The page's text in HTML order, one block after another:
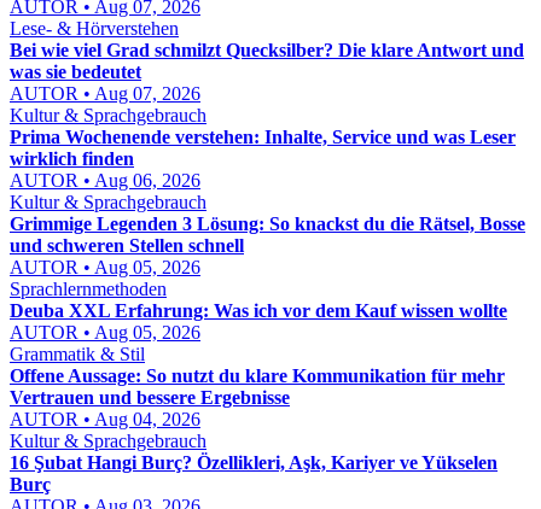
AUTOR • Aug 07, 2026
Lese- & Hörverstehen
Bei wie viel Grad schmilzt Quecksilber? Die klare Antwort und
was sie bedeutet
AUTOR • Aug 07, 2026
Kultur & Sprachgebrauch
Prima Wochenende verstehen: Inhalte, Service und was Leser
wirklich finden
AUTOR • Aug 06, 2026
Kultur & Sprachgebrauch
Grimmige Legenden 3 Lösung: So knackst du die Rätsel, Bosse
und schweren Stellen schnell
AUTOR • Aug 05, 2026
Sprachlernmethoden
Deuba XXL Erfahrung: Was ich vor dem Kauf wissen wollte
AUTOR • Aug 05, 2026
Grammatik & Stil
Offene Aussage: So nutzt du klare Kommunikation für mehr
Vertrauen und bessere Ergebnisse
AUTOR • Aug 04, 2026
Kultur & Sprachgebrauch
16 Şubat Hangi Burç? Özellikleri, Aşk, Kariyer ve Yükselen
Burç